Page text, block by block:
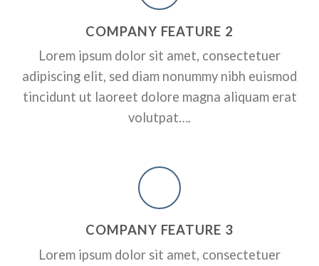
ADD SOME
nonummy nibh euismod
erat volutpat….
ut laoreet dolore magna
COMPANY FEATURE 2
Lorem ipsum dolor sit amet, consectetuer
adipiscing elit, sed diam nonummy nibh euismod
tincidunt ut laoreet dolore magna aliquam erat
volutpat….
COMPANY FEATURE 3
Lorem ipsum dolor sit amet, consectetuer